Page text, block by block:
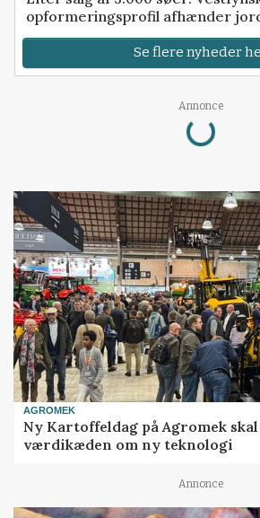
opformeringsprofil afhænder
Se flere nyheder
Annonce
Loading...
AGROMEK
Ny Kartoffeldag på Agromek skal
værdikæden om ny teknologi
Annonce